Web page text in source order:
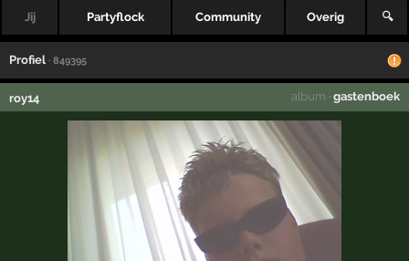
Jij Partyflock Community Overig 🔍
Profiel · 849395
roy14 album · gastenboek